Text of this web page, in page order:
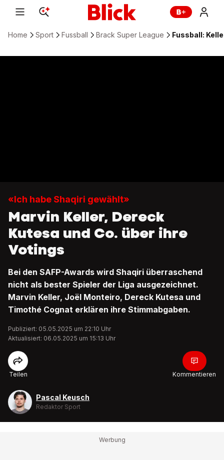
Home Sport Fussball Brack Super League Fussball:
«Ich habe Shaqiri gewählt»
Marvin Keller, Dereck
Kutesa und Co. über ihre
Votings
Bei den SAFP-Awards wird Shaqiri überraschend
nicht als bester Spieler der Liga ausgezeichnet.
Marvin Keller, Joël Monteiro, Dereck Kutesa und
Timothé Cognat erklären ihre Stimmabgaben.
Publiziert: 05.05.2025 um 22:10 Uhr
Aktualisiert: 06.05.2025 um 15:13 Uhr
Teilen Kommentieren
Pascal Keusch
Redaktor Sport